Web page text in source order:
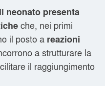
il neonato presenta
che, nei primi
il posto a reazioni
a strutturare la
il raggiungimento